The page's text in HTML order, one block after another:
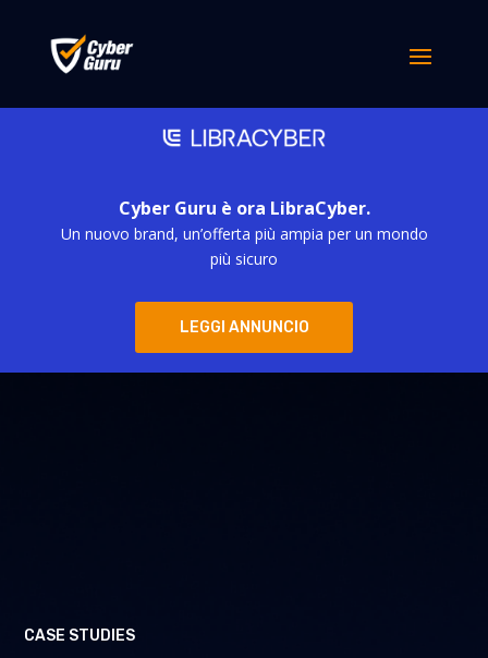
Cyber Guru è ora LibraCyber.
Un nuovo brand, un’offerta più ampia per un mondo
più sicuro
LEGGI ANNUNCIO
CASE STUDIES